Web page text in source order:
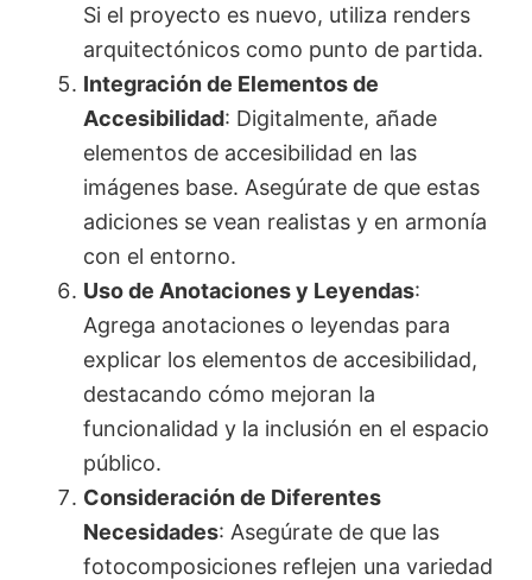
Si el proyecto es nuevo, utiliza renders
arquitectónicos como punto de partida.
Integración de Elementos de
Accesibilidad: Digitalmente, añade
elementos de accesibilidad en las
imágenes base. Asegúrate de que estas
adiciones se vean realistas y en armonía
con el entorno.
Uso de Anotaciones y Leyendas:
Agrega anotaciones o leyendas para
explicar los elementos de accesibilidad,
destacando cómo mejoran la
funcionalidad y la inclusión en el espacio
público.
Consideración de Diferentes
Necesidades: Asegúrate de que las
fotocomposiciones reflejen una variedad